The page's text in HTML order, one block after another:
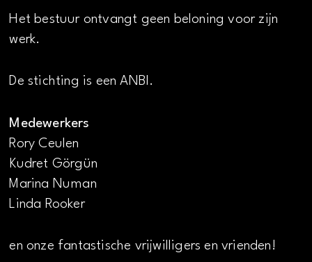
Het bestuur ontvangt geen beloning voor zijn
werk.
De stichting is een ANBI.
Medewerkers
Rory Ceulen
Kudret Görgün
Marina Numan
Linda Rooker
en onze fantastische vrijwilligers en vrienden!